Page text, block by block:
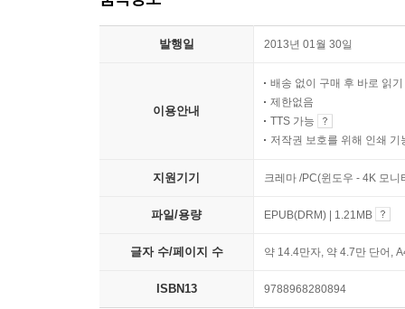
발행일 2013년 01월 30일
이용안내
배송 없이 구매 후 바로 읽기
제한없음
TTS 가능
저작권 보호를 위해 인쇄 기
지원기기 크레마 /PC(윈도우 - 4K 모
파일/용량 EPUB(DRM) | 1.21MB
글자 수/페이지 수 약 14.4만자, 약 4.7만 단어,
ISBN13 9788968280894